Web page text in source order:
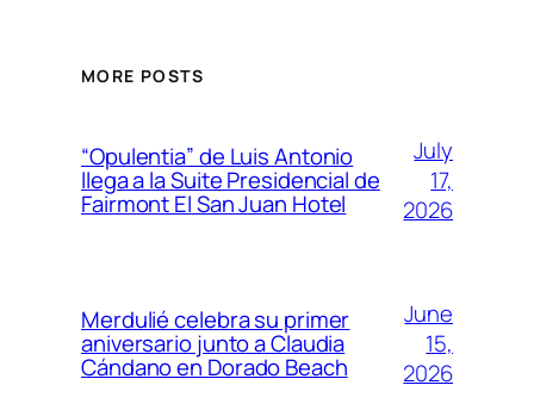
MORE POSTS
“Opulentia” de Luis Antonio
llega a la Suite Presidencial de
Fairmont El San Juan Hotel
July
17,
2026
Merdulié celebra su primer
aniversario junto a Claudia
Cándano en Dorado Beach
June
15,
2026